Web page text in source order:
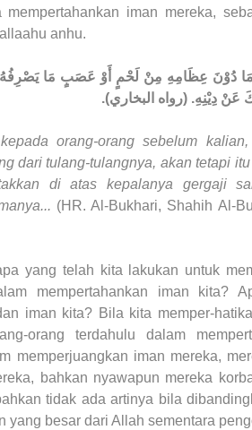
iman mereka,
anhu.
دُوْنَ عِظَامِهِ مِنْ لَحْمٍ أَوْ عَصَبٍ مَا يَصْرِفُهُ
دِيْنِهِ. (رواه البخاري).
orang-orang sebelum
dari tulang-tulangnya, akan tetapi
di atas kepalanya gergaji
(HR. Al-Bukhari, Shahih Al-
yang telah kita lakukan untuk
mempertahankan iman kita?
iman kita? Bila kita memper-
orang terdahulu dalam
memperjuangkan iman mereka,
bahkan nyawapun mereka
tidak ada artinya bila
yang besar dari Allah sementara